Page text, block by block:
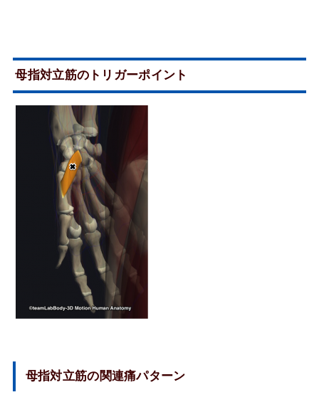
母指対立筋のトリガーポイント
母指対立筋の関連痛パターン